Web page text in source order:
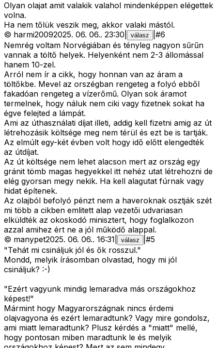
Olyan olajat amit valakik valahol mindenképpen elégettek
volna.
Ha nem tőlük veszik meg, akkor valaki mástól.
© harmi20092025. 06. 06.. 23:30 válasz #6
Nemrég voltam Norvégiában és tényleg nagyon sűrűn
vannak a töltő helyek. Helyenként nem 2-3 állomással
hanem 10-zel.
Arról nem ír a cikk, hogy honnan van az áram a
töltőkbe. Mevel az orszégban rengeteg a folyó ebből
fakadóan rengeteg a vízerőmű. Olyan sok áramot
termelnek, hogy náluk nem ciki vagy fizetnek sokat ha
égve felejted a lámpát.
Ami az úthasználati díjat illeti, addig kell fizetni amig az út
létrehozásik költsége meg nem térül és ezt be is tartják.
Az elmúlt egy-két évben volt hogy idő előtt elengedték
az útdíjat.
Az út költsége nem lehet alacson mert az ország egy
gránit tömb magas hegyekkel itt nehéz utat létrehozni de
elég gyorsan megy nekik. Ha kell alagutat fúrnak vagy
hidat építenek.
Az olajból befolyó pénzt nem a haveroknak osztják szét
mi több a cikben emlitett alap vezetői udvariasan
elküldték az okoskodó minisztert, hogy foglalkozon
azzal amihez ért ne a jól működő alappal.
© manypet2025. 06. 06.. 16:31 válasz #5
"Tehát mi csináljuk jól és ők rosszul."
Mondd, melyik írásomban olvastad, hogy mi jól
csináljuk? :-)
"Ezért vagyunk mindig lemaradva más országokhoz
képest!"
Mármint hogy Magyarországnak nincs érdemi
olajvagyona és ezért lemaradtunk? Vagy mire gondolsz,
ami miatt lemaradtunk? Plusz kérdés a "miatt" mellé,
hogy pontosan miben maradtunk le és melyik